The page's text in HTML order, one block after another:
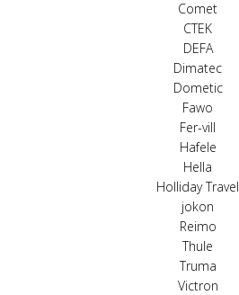
Comet
CTEK
DEFA
Dimatec
Dometic
Fawo
Fer-vill
Hafele
Hella
Holliday Travel
jokon
Reimo
Thule
Truma
Victron